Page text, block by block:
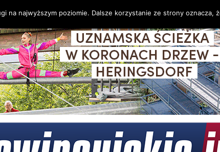
na najwyższym poziomie. Dalsze korzystanie ze strony oznacza,